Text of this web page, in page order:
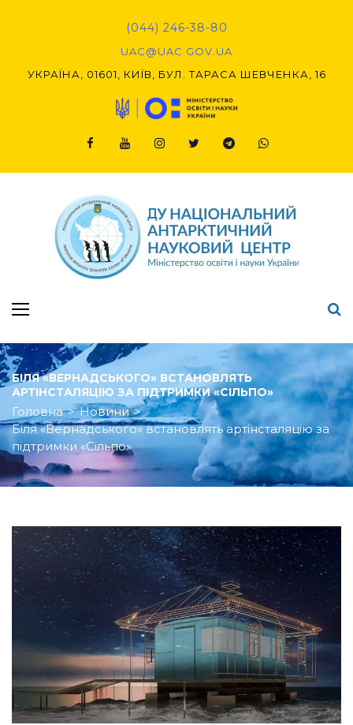
(044) 246-38-80
UAC@UAC.GOV.UA​​
УКРАЇНА, 01601, КИЇВ, БУЛ. ТАРАСА ШЕВЧЕНКА, 16
БІЛЯ «ВЕРНАДСЬКОГО» ВСТАНОВЛЯТЬ
АРТІНСТАЛЯЦІЮ ЗА ПІДТРИМКИ «СІЛЬПО»
Головна > Новини >
Біля «Вернадського» встановлять артінсталяцію за
підтримки «Сільпо»